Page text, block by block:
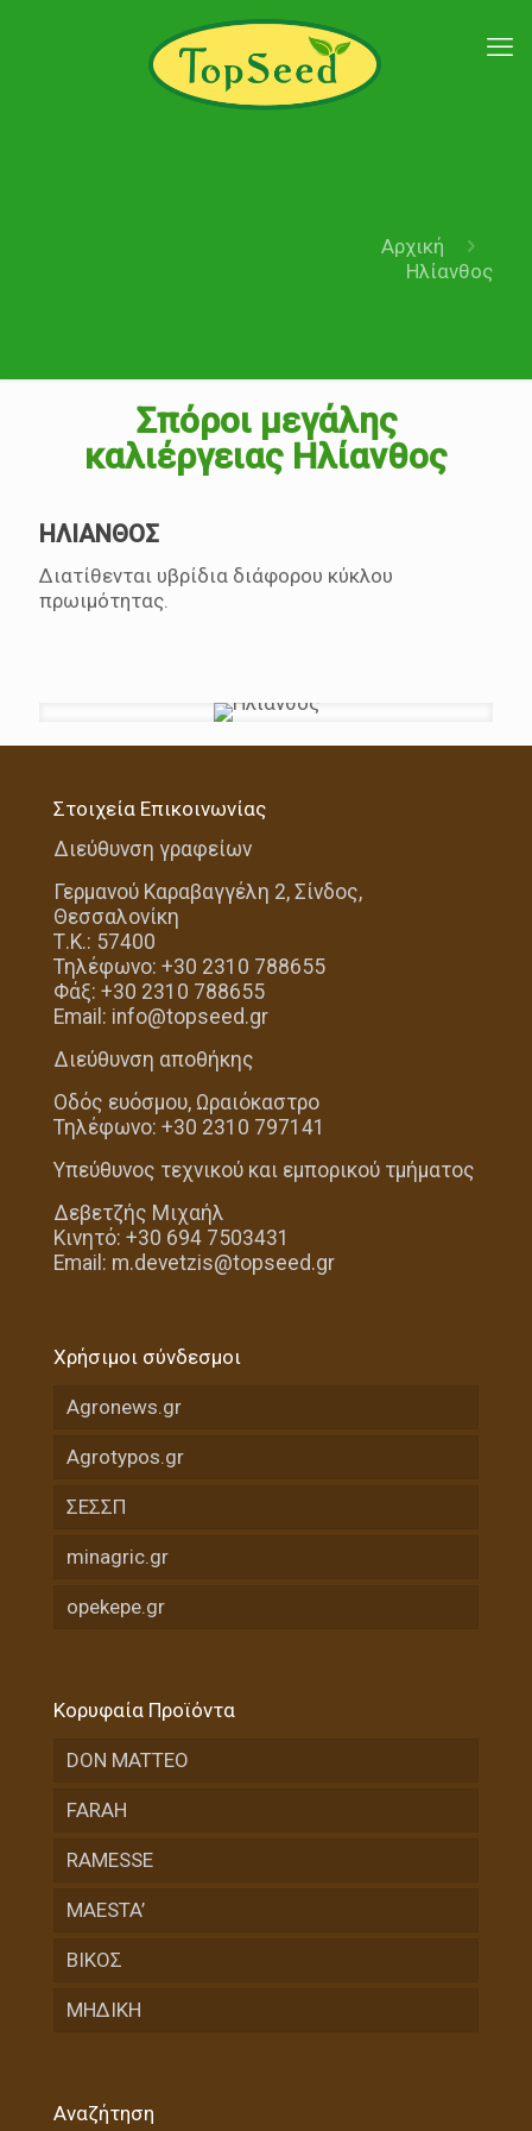
Αρχική
Ηλίανθος
Σπόροι μεγάλης
καλιέργειας Ηλίανθος
ΗΛΙΑΝΘΟΣ
Διατίθενται υβρίδια διάφορου κύκλου
πρωιμότητας.
Στοιχεία Επικοινωνίας
Διεύθυνση γραφείων
Γερμανού Καραβαγγέλη 2, Σίνδος,
Θεσσαλονίκη
Τ.Κ.: 57400
Τηλέφωνο: +30 2310 788655
Φάξ: +30 2310 788655
Email: info@topseed.gr
Διεύθυνση αποθήκης
Οδός ευόσμου, Ωραιόκαστρο
Τηλέφωνο: +30 2310 797141
Υπεύθυνος τεχνικού και εμπορικού τμήματος
Δεβετζής Μιχαήλ
Κινητό: +30 694 7503431
Email: m.devetzis@topseed.gr
Χρήσιμοι σύνδεσμοι
Agronews.gr
Agrotypos.gr
ΣΕΣΣΠ
minagric.gr
opekepe.gr
Κορυφαία Προϊόντα
DON MATTEO
FARAH
RAMESSE
MAESTA’
ΒΙΚΟΣ
ΜΗΔΙΚΗ
Αναζήτηση